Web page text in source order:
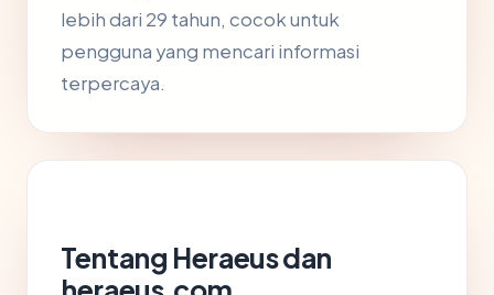
lebih dari 29 tahun, cocok untuk
pengguna yang mencari informasi
terpercaya.
Tentang Heraeus dan